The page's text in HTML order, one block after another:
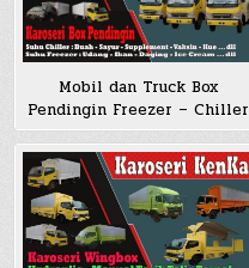
Mobil dan Truck Box
Pendingin Freezer – Chiller